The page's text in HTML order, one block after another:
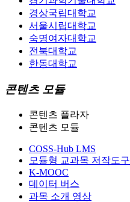
경상국립대학교
서울시립대학교
숙명여자대학교
전북대학교
한동대학교
콘텐츠 모듈
콘텐츠 플라자
콘텐츠 모듈
COSS-Hub LMS
모듈형 교과목 저작도구
K-MOOC
데이터 버스
과목 소개 영상